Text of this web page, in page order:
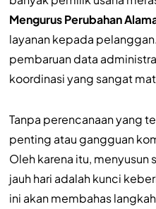
Mengurus Perubahan
layanan kepada
pembaruan data
koordinasi yang sangat
Tanpa perencanaan yang
penting atau gangguan
Oleh karena itu,
jauh hari adalah kunci
ini akan membahas